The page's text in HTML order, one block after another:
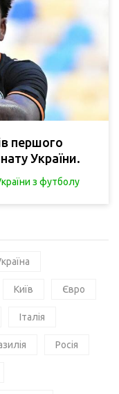
першого
України.
з футболу
Київ Євро
Італія
Росія